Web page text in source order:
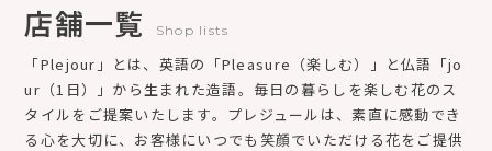
店舗一覧 Shop lists
「Plejour」とは、英語の「Pleasure（楽しむ）」と仏語「jo
ur（1日）」から生まれた造語。毎日の暮らしを楽しむ花のス
タイルをご提案いたします。プレジュールは、素直に感動でき
る心を大切に、お客様にいつでも笑顔でいただける花をご提供